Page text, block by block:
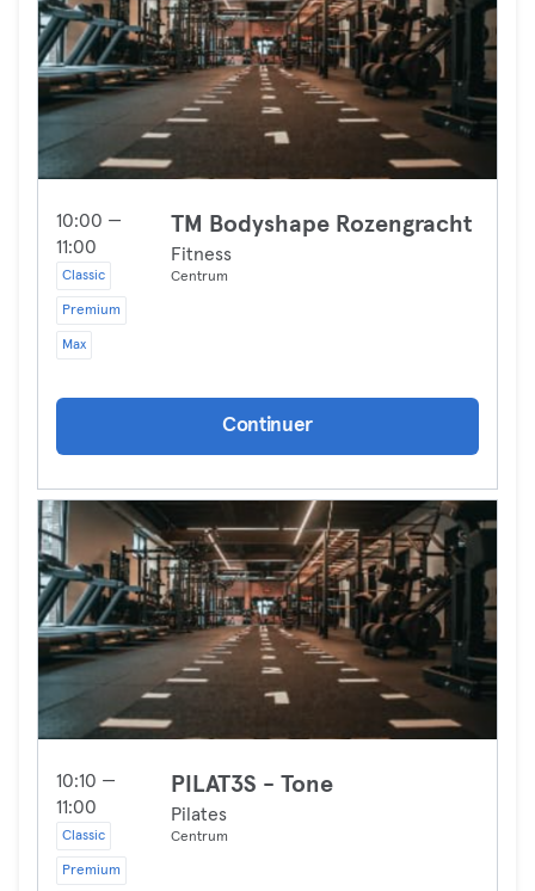
10:00 —
11:00
Classic
Premium
Max
TM Bodyshape Rozengracht
Fitness
Centrum
Continuer
10:10 —
11:00
Classic
Premium
PILAT3S - Tone
Pilates
Centrum